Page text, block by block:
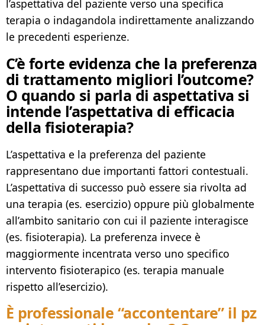
l’aspettativa del paziente verso una specifica
terapia o indagandola indirettamente analizzando
le precedenti esperienze.
C’è forte evidenza che la preferenza
di trattamento migliori l’outcome?
O quando si parla di aspettativa si
intende l’aspettativa di efficacia
della fisioterapia?
L’aspettativa e la preferenza del paziente
rappresentano due importanti fattori contestuali.
L’aspettativa di successo può essere sia rivolta ad
una terapia (es. esercizio) oppure più globalmente
all’ambito sanitario con cui il paziente interagisce
(es. fisioterapia). La preferenza invece è
maggiormente incentrata verso uno specifico
intervento fisioterapico (es. terapia manuale
rispetto all’esercizio).
È professionale “accontentare” il pz